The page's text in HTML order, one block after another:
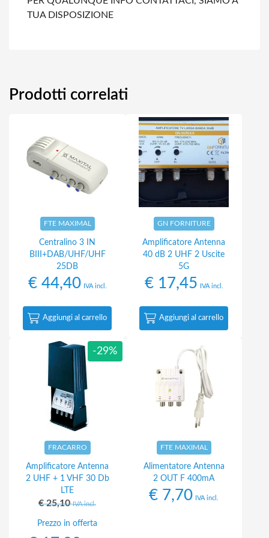
TUA DISPOSIZIONE
Prodotti correlati
FTE MAXIMAL
Centralino 3 IN
BIII+DAB/UHF/UHF
25DB
€44,40 IVA incl.
Aggiungi al carrello
GN FORNITURE
Amplificatore Antenna
40 dB 2 UHF 2 Uscite
5G
€17,45 IVA incl.
Aggiungi al carrello
-29%
FRACARRO
Amplificatore Antenna
2 UHF + 1 VHF 30 Db
LTE
€25,10 IVA incl.
Prezzo in offerta
FTE MAXIMAL
Alimentatore Antenna
2 OUT F 400mA
€ 7,70 IVA incl.